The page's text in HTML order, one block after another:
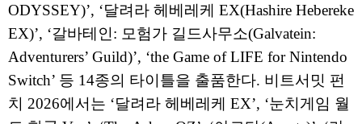
ODYSSEY)’, ‘달려라 헤베레케 EX(Hashire Hebereke
EX)’, ‘갈바테인: 모험가 길드사무소(Galvatein:
Adventurers’ Guild)’, ‘the Game of LIFE for Nintendo
Switch’ 등 14종의 타이틀을 출품한다. 비트서밋 펀
치 2026에서는 ‘달려라 헤베레케 EX’, ‘눈치게임 월